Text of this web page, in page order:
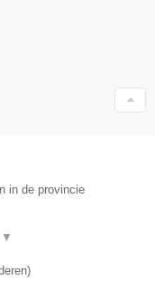
in de provincie
▼
)